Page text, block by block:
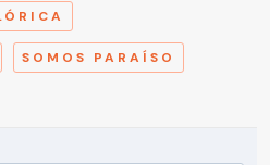
SOMOS PARAÍSO